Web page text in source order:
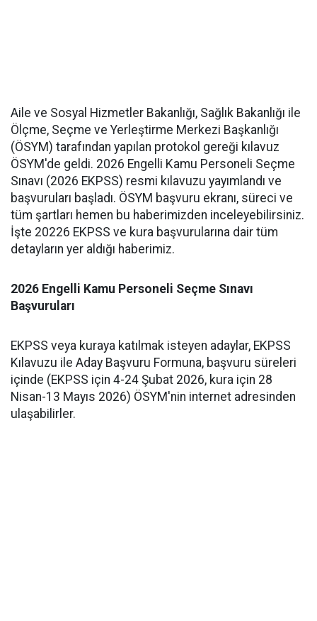
Aile ve Sosyal Hizmetler Bakanlığı, Sağlık Bakanlığı ile
Ölçme, Seçme ve Yerleştirme Merkezi Başkanlığı
(ÖSYM) tarafından yapılan protokol gereği kılavuz
ÖSYM'de geldi. 2026 Engelli Kamu Personeli Seçme
Sınavı (2026 EKPSS) resmi kılavuzu yayımlandı ve
başvuruları başladı. ÖSYM başvuru ekranı, süreci ve
tüm şartları hemen bu haberimizden inceleyebilirsiniz.
İşte 20226 EKPSS ve kura başvurularına dair tüm
detayların yer aldığı haberimiz.
2026 Engelli Kamu Personeli Seçme Sınavı
Başvuruları
EKPSS veya kuraya katılmak isteyen adaylar, EKPSS
Kılavuzu ile Aday Başvuru Formuna, başvuru süreleri
içinde (EKPSS için 4-24 Şubat 2026, kura için 28
Nisan-13 Mayıs 2026) ÖSYM'nin internet adresinden
ulaşabilirler.